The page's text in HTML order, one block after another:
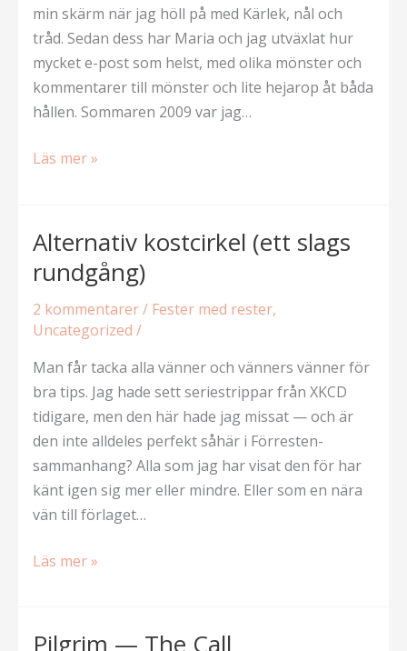
min skärm när jag höll på med Kärlek, nål och
tråd. Sedan dess har Maria och jag utväxlat hur
mycket e-post som helst, med olika mönster och
kommentarer till mönster och lite hejarop åt båda
hållen. Sommaren 2009 var jag…
Fredagsförebild
Läs mer »
Alternativ kostcirkel (ett slags
rundgång)
2 kommentarer/ Fester med rester,
Uncategorized /
Man får tacka alla vänner och vänners vänner för
bra tips. Jag hade sett seriestrippar från XKCD
tidigare, men den här hade jag missat — och är
den inte alldeles perfekt såhär i Förresten-
sammanhang? Alla som jag har visat den för har
känt igen sig mer eller mindre. Eller som en nära
vän till förlaget…
Alternativ
slags
Läs mer »
Pilgrim — The Call